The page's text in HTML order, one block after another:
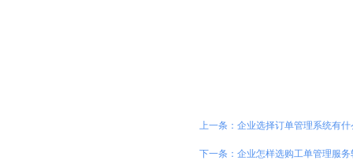
上一条：企业选择订单管理系统有
下一条：企业怎样选购工单管理服务